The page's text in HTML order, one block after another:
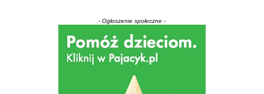
- Ogłoszenie społeczne -